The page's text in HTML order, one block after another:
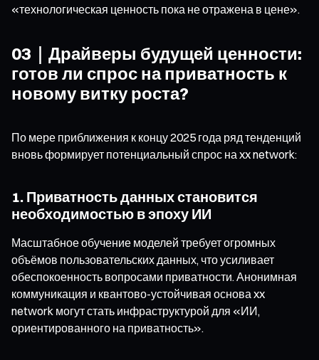
«технологическая ценность пока не отражена в цене».
03｜Драйверы будущей ценности:
готов ли спрос на приватность к
новому витку роста?
По мере приближения к концу 2025 года ряд тенденций
вновь формирует потенциальный спрос на xx network:
1. Приватность данных становится
необходимостью в эпоху ИИ
Масштабное обучение моделей требует огромных
объёмов пользовательских данных, что усиливает
обеспокоенность вопросами приватности. Анонимная
коммуникация и квантово-устойчивая основа xx
network могут стать инфраструктурой для «ИИ,
ориентированного на приватность».